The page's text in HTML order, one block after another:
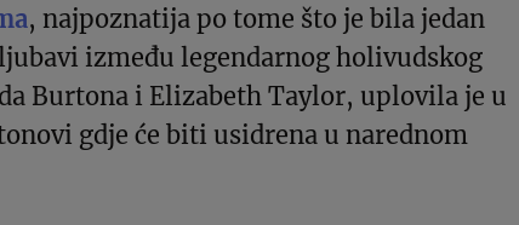
, najpoznatija po tome što je bila jedan
između legendarnog holivudskog
Burtona i Elizabeth Taylor, uplovila je u
gdje će biti usidrena u narednom